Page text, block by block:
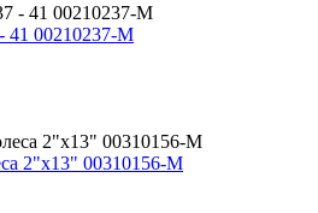
41 00210237-M
2"х13" 00310156-M